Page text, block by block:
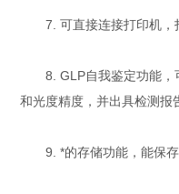
7. 可直接连接打印机，
8. GLP自我鉴定功能，
和光度精度，并出具检测报
9. *的存储功能，能保存